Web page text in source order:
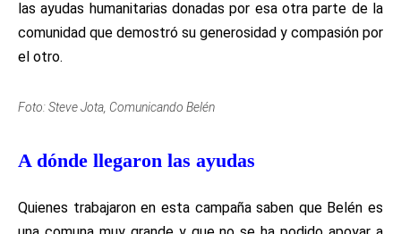
las ayudas humanitarias donadas por esa otra parte de la
comunidad que demostró su generosidad y compasión por
el otro.
Foto: Steve Jota, Comunicando Belén
A dónde llegaron las ayudas
Quienes trabajaron en esta campaña saben que Belén es